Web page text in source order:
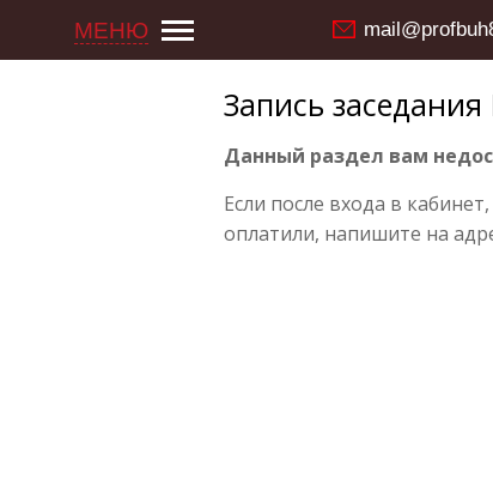
МЕНЮ
Запись
Данный раздел вам
Если после входа в
оплатили, напишите на